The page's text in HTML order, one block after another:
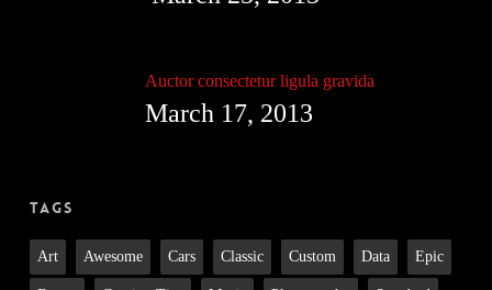
Auctor consectetur ligula gravida
March 17, 2013
Tags
Art Awesome Cars Classic Custom Data Epic